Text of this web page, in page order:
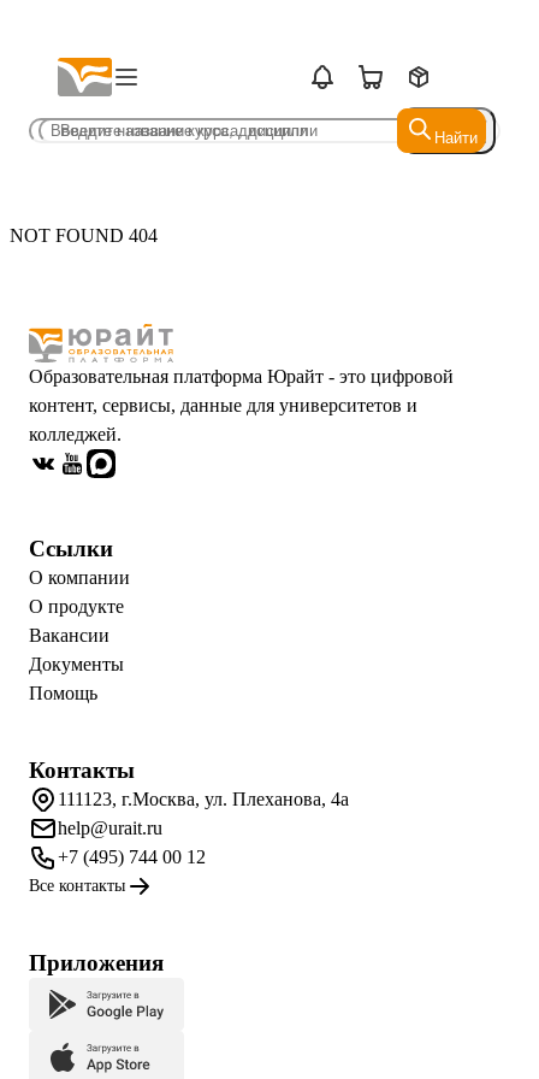
Найти
Найти
NOT FOUND 404
Образовательная платформа Юрайт - это цифровой
контент, сервисы, данные для университетов и
колледжей.
Ссылки
О компании
О продукте
Вакансии
Документы
Помощь
Контакты
111123, г.Москва, ул. Плеханова, 4а
help@urait.ru
+7 (495) 744 00 12
Все контакты
Приложения